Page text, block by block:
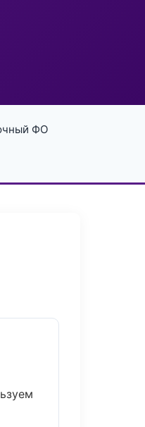
ФО